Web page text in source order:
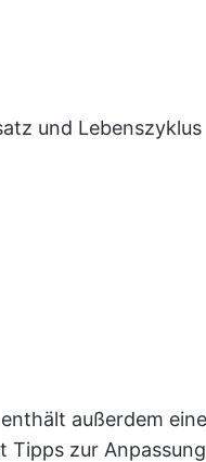
und Lebenszyklus
außerdem
Tipps zur